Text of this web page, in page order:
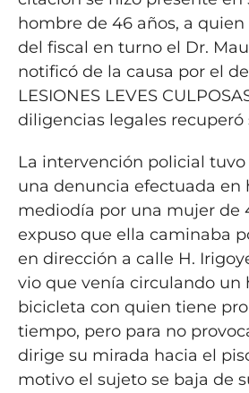
hombre de 46 años, a
del fiscal en turno el Dr.
notificó de la causa por el
LESIONES LEVES
diligencias legales recuperó
La intervención policial tuvo
una denuncia efectuada en
mediodía por una mujer de
expuso que ella caminaba
en dirección a calle H.
vio que venía circulando un
bicicleta con quien tiene
tiempo, pero para no
dirige su mirada hacia el
motivo el sujeto se baja de